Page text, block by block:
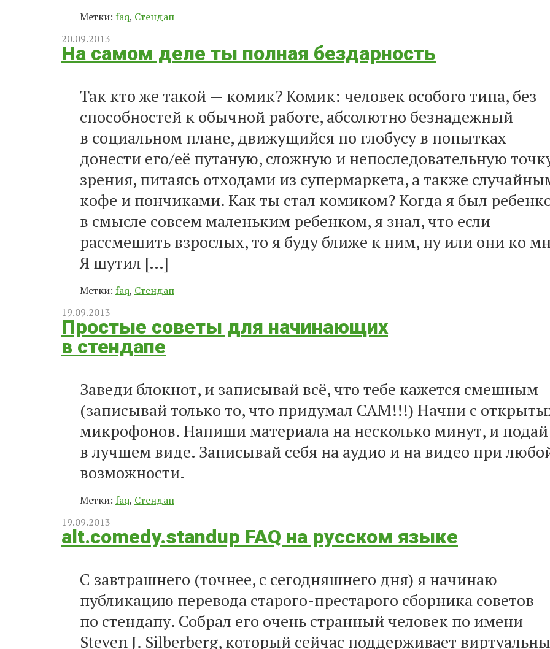
Метки: faq, Стендап
20.09.2013
На самом деле ты полная бездарность
Так кто же такой — комик? Комик: человек особого типа, без
способностей к обычной работе, абсолютно безнадежный
в социальном плане, движущийся по глобусу в попытках
донести его/её путаную, сложную и непоследовательную
зрения, питаясь отходами из супермаркета, а также
кофе и пончиками. Как ты стал комиком? Когда я был
в смысле совсем маленьким ребенком, я знал, что если
рассмешить взрослых, то я буду ближе к ним, ну или они ко
Я шутил […]
Метки: faq, Стендап
19.09.2013
Простые советы для начинающих
в стендапе
Заведи блокнот, и записывай всё, что тебе кажется смешным
(записывай только то, что придумал САМ!!!) Начни с
микрофонов. Напиши материала на несколько минут, и подай
в лучшем виде. Записывай себя на аудио и на видео при
возможности.
Метки: faq, Стендап
19.09.2013
alt.comedy.standup FAQ на русском языке
С завтрашнего (точнее, с сегодняшнего дня) я начинаю
публикацию перевода старого-престарого сборника советов
по стендапу. Собрал его очень странный человек по имени
Steven J. Silberberg, который сейчас поддерживает